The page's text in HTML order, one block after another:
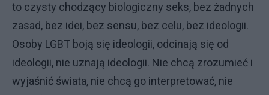
to czysty chodzący biologiczny seks, bez żadnych
zasad, bez idei, bez sensu, bez celu, bez ideologii.
Osoby LGBT boją się ideologii, odcinają się od
ideologii, nie uznają ideologii. Nie chcą zrozumieć i
wyjaśnić świata, nie chcą go interpretować, nie